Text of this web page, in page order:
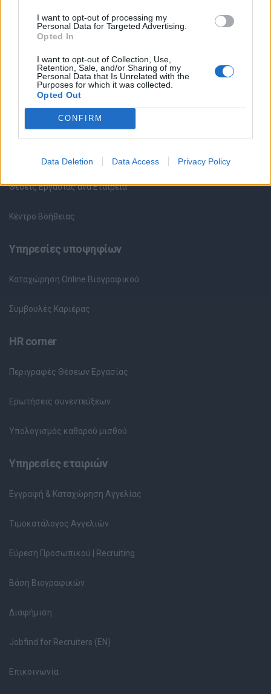
I want to opt-out of processing my
Personal Data for Targeted Advertising.
Opted In
I want to opt-out of Collection, Use,
Retention, Sale, and/or Sharing of my
Personal Data that Is Unrelated with the
Purposes for which it was collected.
Opted Out
CONFIRM
Data Deletion Data Access Privacy Policy
Θέσεις εργασίας
Όλες οι Θέσεις Εργασίας
Θέσεις Εργασίας ανά Ειδικότητα
Θέσεις Εργασίας ανά Εταιρεία
Κέντρο Βοήθειας
Υπηρεσίες υποψηφίων
Καταχώρηση Online Βιογραφικού
Συμβουλές Καριέρας
HR corner
Περιγραφές Θέσεων Εργασίας
Ερωτήσεις συνεντεύξεων
Υπολογισμός καθαρού μισθού
Υπηρεσίες εταιριών
Εγγραφή & Καταχώρηση Αγγελίας
Τιμοκατάλογος Αγγελιών
Εύρεση Προσωπικού | Recruiting
Βάση Βιογραφικών
Διαφήμιση
Jobfind for Recruiters (EN)
Επικοινωνία